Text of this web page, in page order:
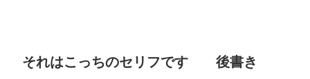
それはこっちのセリフです 後書き